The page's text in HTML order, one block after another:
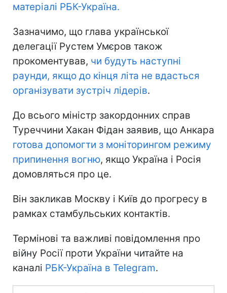
матеріалі РБК-Україна.
Зазначимо, що глава української
делегації Рустем Умєров також
прокоментував, чи будуть наступні
раунди, якщо до кінця літа не вдасться
організувати зустріч лідерів.
До всього міністр закордонних справ
Туреччини Хакан Фідан заявив, що Анкара
готова допомогти з моніторингом режиму
припинення вогню, якщо Україна і Росія
домовляться про це.
Він закликав Москву і Київ до прогресу в
рамках стамбульських контактів.
Термінові та важливі повідомлення про
війну Росії проти України читайте на
каналі РБК-Україна в Telegram.